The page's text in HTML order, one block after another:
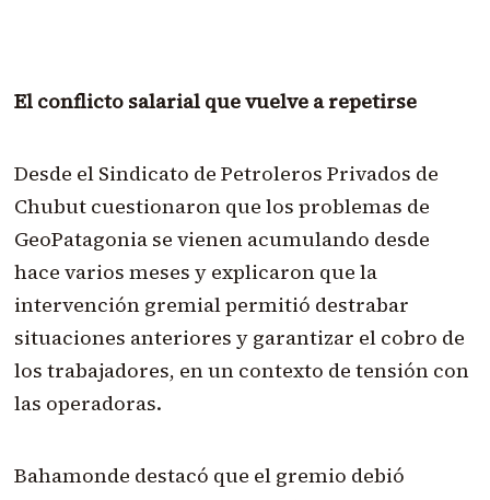
El conflicto salarial que vuelve a repetirse
Desde el Sindicato de Petroleros Privados de
Chubut cuestionaron que los problemas de
GeoPatagonia se vienen acumulando desde
hace varios meses y explicaron que la
intervención gremial permitió destrabar
situaciones anteriores y garantizar el cobro de
los trabajadores, en un contexto de tensión con
las operadoras.
Bahamonde destacó que el gremio debió